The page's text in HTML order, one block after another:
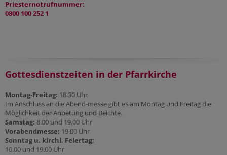
Priesternotrufnummer:
0800 100 252 1
Gottesdienstzeiten in der Pfarrkirche
Montag-Freitag: 18.30 Uhr
Im Anschluss an die Abend-messe gibt es am Montag und Freitag die
Möglichkeit der Anbetung und Beichte.
Samstag: 8.00 und 19.00 Uhr
Vorabendmesse: 19.00 Uhr
Sonntag u. kirchl. Feiertag:
10.00 und 19.00 Uhr